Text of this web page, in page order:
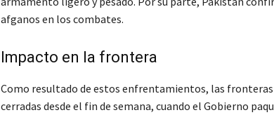
afganos en los combates.
Impacto en la frontera
Como resultado de estos enfrentamientos, las
cerradas desde el fin de semana, cuando el Gobierno